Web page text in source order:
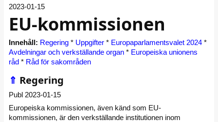
2023-01-15
EU-kommissionen
Innehåll: Regering * Uppgifter * Europaparlamentsvalet 2024 *
Avdelningar och verkställande organ * Europeiska unionens
råd * Råd för sakområden
⇑ Regering
Publ 2023-01-15
Europeiska kommissionen, även känd som EU-
kommissionen, är den verkställande institutionen inom